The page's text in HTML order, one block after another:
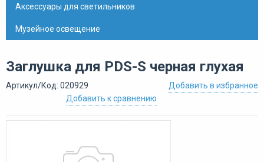
Аксессуары для светильников
Музейное освещение
Заглушка для PDS-S черная глухая
Артикул/Код: 020929
Добавить в избранное
Добавить к сравнению